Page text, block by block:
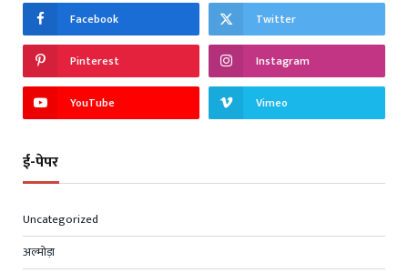
Facebook Twitter
Pinterest Instagram
YouTube Vimeo
ई-पेपर
Uncategorized
अल्मोड़ा